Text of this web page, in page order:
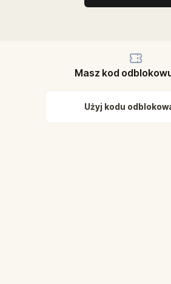
Masz kod
Użyj kodu